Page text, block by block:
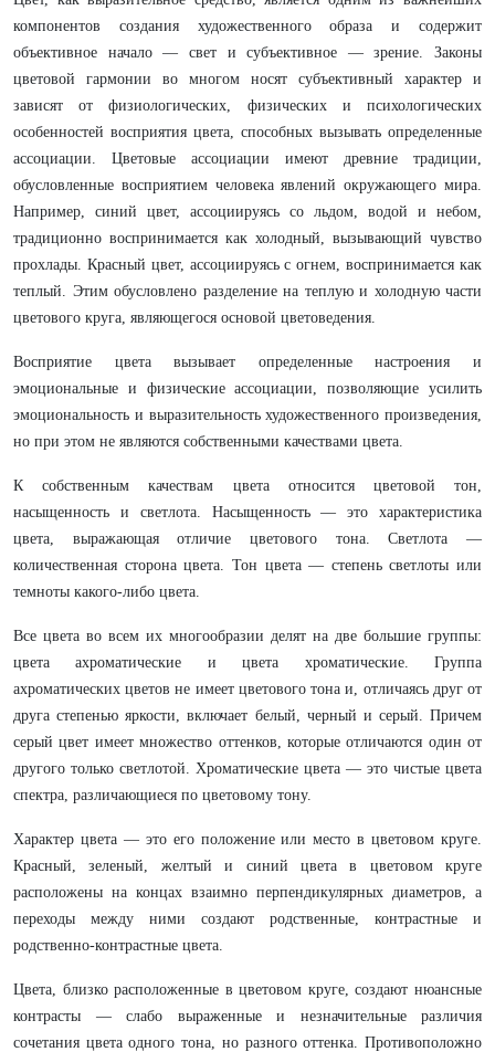
компонентов создания художественного образа и содержит
объективное начало — свет и субъективное — зрение. Законы
цветовой гармонии во многом носят субъективный характер и
зависят от физиологических, физических и психологических
особенностей восприятия цвета, способных вызывать определенные
ассоциации. Цветовые ассоциации имеют древние традиции,
обусловленные восприятием человека явлений окружающего мира.
Например, синий цвет, ассоциируясь со льдом, водой и небом,
традиционно воспринимается как холодный, вызывающий чувство
прохлады. Красный цвет, ассоциируясь с огнем, воспринимается как
теплый. Этим обусловлено разделение на теплую и холодную части
цветового круга, являющегося основой цветоведения.
Восприятие цвета вызывает определенные настроения и
эмоциональные и физические ассоциации, позволяющие усилить
эмоциональность и выразительность художественного произведения,
но при этом не являются собственными качествами цвета.
К собственным качествам цвета относится цветовой тон,
насыщенность и светлота. Насыщенность — это характеристика
цвета, выражающая отличие цветового тона. Светлота —
количественная сторона цвета. Тон цвета — степень светлоты или
темноты какого-либо цвета.
Все цвета во всем их многообразии делят на две большие группы:
цвета ахроматические и цвета хроматические. Группа
ахроматических цветов не имеет цветового тона и, отличаясь друг от
друга степенью яркости, включает белый, черный и серый. Причем
серый цвет имеет множество оттенков, которые отличаются один от
другого только светлотой. Хроматические цвета — это чистые цвета
спектра, различающиеся по цветовому тону.
Характер цвета — это его положение или место в цветовом круге.
Красный, зеленый, желтый и синий цвета в цветовом круге
расположены на концах взаимно перпендикулярных диаметров, а
переходы между ними создают родственные, контрастные и
родственно-контрастные цвета.
Цвета, близко расположенные в цветовом круге, создают нюансные
контрасты — слабо выраженные и незначительные различия
сочетания цвета одного тона, но разного оттенка. Противоположно